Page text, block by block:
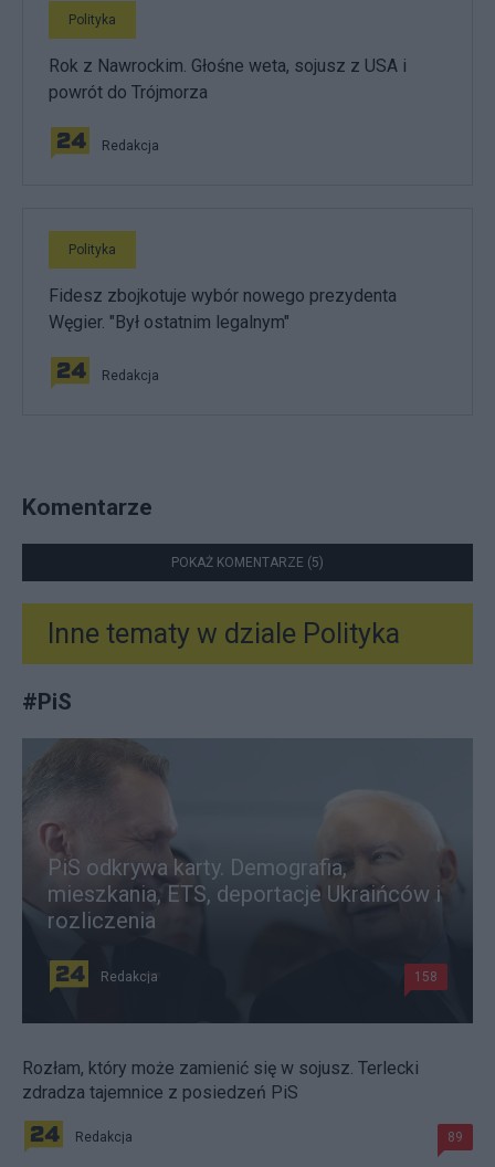
Polityka
Rok z Nawrockim. Głośne weta, sojusz z USA i
powrót do Trójmorza
Redakcja
Polityka
Fidesz zbojkotuje wybór nowego prezydenta
Węgier. "Był ostatnim legalnym"
Redakcja
Komentarze
POKAŻ KOMENTARZE (5)
Inne tematy w dziale Polityka
#PiS
PiS odkrywa karty. Demografia,
mieszkania, ETS, deportacje Ukraińców i
rozliczenia
Redakcja 158
Rozłam, który może zamienić się w sojusz. Terlecki
zdradza tajemnice z posiedzeń PiS
Redakcja 89